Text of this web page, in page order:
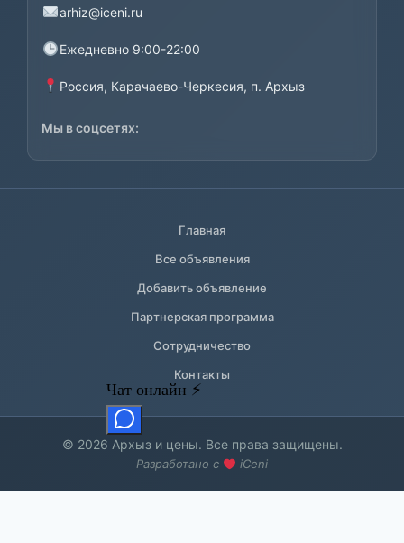
arhiz@iceni.ru
Ежедневно 9:00-22:00
Россия, Карачаево-Черкесия, п. Архыз
Мы в соцсетях:
Главная
Все объявления
Добавить объявление
Партнерская программа
Сотрудничество
Контакты
© 2026 Архыз и цены. Все права защищены.
Разработано с iCeni